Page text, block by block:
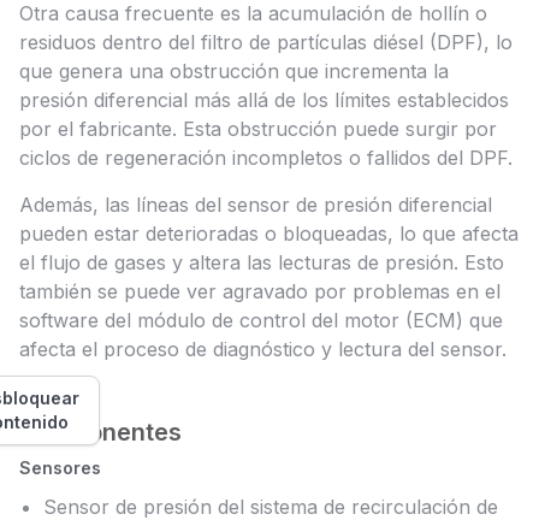
Otra causa frecuente es la acumulación de hollín o
residuos dentro del filtro de partículas diésel (DPF), lo
que genera una obstrucción que incrementa la
presión diferencial más allá de los límites establecidos
por el fabricante. Esta obstrucción puede surgir por
ciclos de regeneración incompletos o fallidos del DPF.
Además, las líneas del sensor de presión diferencial
pueden estar deterioradas o bloqueadas, lo que afecta
el flujo de gases y altera las lecturas de presión. Esto
también se puede ver agravado por problemas en el
software del módulo de control del motor (ECM) que
afecta el proceso de diagnóstico y lectura del sensor.
Componentes
Sensores
Sensor de presión del sistema de recirculación de